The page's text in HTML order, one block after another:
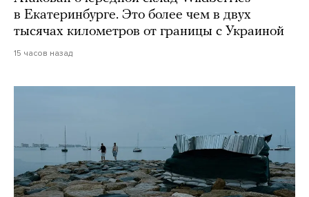
в Екатеринбурге. Это более чем в двух
тысячах километров от границы с Украиной
15 часов назад